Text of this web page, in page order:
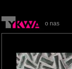
o nas